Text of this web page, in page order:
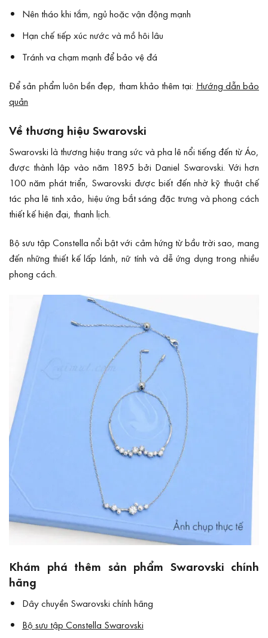
Nên tháo khi tắm, ngủ hoặc vận động mạnh
Hạn chế tiếp xúc nước và mồ hôi lâu
Tránh va chạm mạnh để bảo vệ đá
Để sản phẩm luôn bền đẹp, tham khảo thêm tại: Hướng dẫn bảo
quản
Về thương hiệu Swarovski
Swarovski là thương hiệu trang sức và pha lê nổi tiếng đến từ Áo,
được thành lập vào năm 1895 bởi Daniel Swarovski. Với hơn
100 năm phát triển, Swarovski được biết đến nhờ kỹ thuật chế
tác pha lê tinh xảo, hiệu ứng bắt sáng đặc trưng và phong cách
thiết kế hiện đại, thanh lịch.
Bộ sưu tập Constella nổi bật với cảm hứng từ bầu trời sao, mang
đến những thiết kế lấp lánh, nữ tính và dễ ứng dụng trong nhiều
phong cách.
Khám phá thêm sản phẩm Swarovski chính
hãng
Dây chuyền Swarovski chính hãng
Bộ sưu tập Constella Swarovski